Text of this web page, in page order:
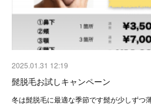
2025.01.31 12:19
髭脱毛お試しキャンペーン
冬は髭脱毛に最適な季節です髭が少しずつ